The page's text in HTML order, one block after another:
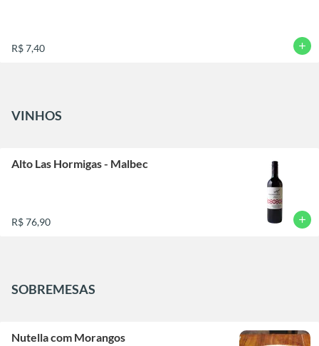
R$ 7,40 add
VINHOS
Alto Las Hormigas - Malbec
R$ 76,90 add
SOBREMESAS
Nutella com Morangos